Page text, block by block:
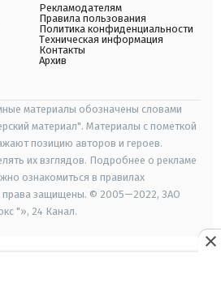
Рекламодателям
Правила пользования
Политика конфиденциальности
Техническая информация
Контакты
Архив
материалы обозначены словами
материал". Материалы с пометкой
позицию авторов и героев.
их взглядов. Подробнее о рекламе
ознакомиться в правилах
права защищены. © 2005—2022, ЗАО
"», 24 Канал.